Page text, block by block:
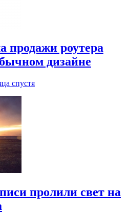
продажи роутера
дизайне
спустя
пролили свет на